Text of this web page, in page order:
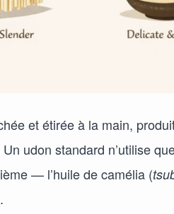
et étirée à la main,
udon standard n’utilise
— l’huile de camélia (